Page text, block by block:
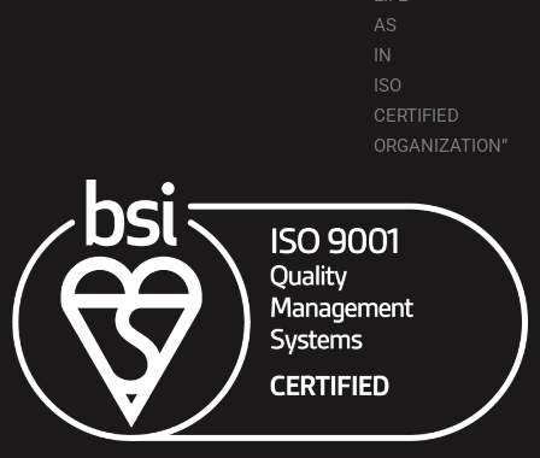
AS
IN
ISO
CERTIFIED
ORGANIZATION”